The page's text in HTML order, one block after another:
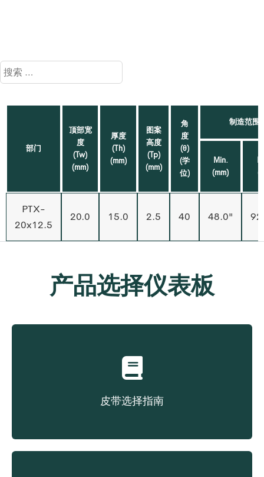
部门
顶部宽
度
(Tw)
(mm)
厚度
(Th)
(mm)
图案
高度
(Tp)
(mm)
角
度
(θ)
(学
位)
制造范围
Min.
(mm)
PTX-
20x12.5
20.0 15.0 2.5 40 48.0"
产品选择仪表板
皮带选择指南